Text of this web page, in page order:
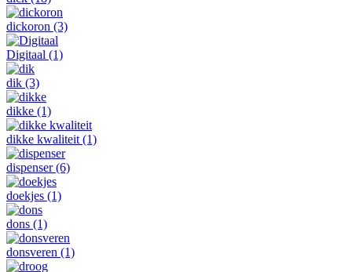
dickoron (3)
Digitaal (1)
dik (3)
dikke (1)
dikke kwaliteit (1)
dispenser(6)
doekjes (1)
dons (1)
donsveren (1)